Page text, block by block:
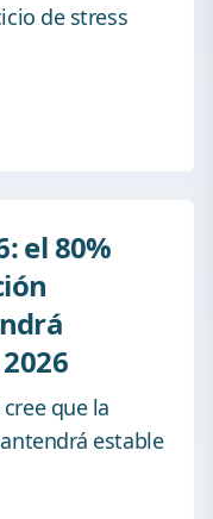
de stress
el 80%
cree que la
estable